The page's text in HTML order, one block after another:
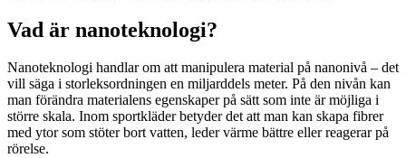
Vad är nanoteknologi?
Nanoteknologi handlar om att manipulera material på nanonivå – det
vill säga i storleksordningen en miljarddels meter. På den nivån kan
man förändra materialens egenskaper på sätt som inte är möjliga i
större skala. Inom sportkläder betyder det att man kan skapa fibrer
med ytor som stöter bort vatten, leder värme bättre eller reagerar på
rörelse.